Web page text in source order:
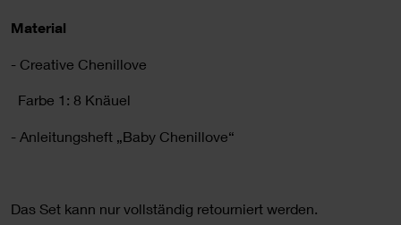
Material
- Creative Chenillove
Farbe 1: 8 Knäuel
- Anleitungsheft „Baby Chenillove“
Das Set kann nur vollständig retourniert werden.